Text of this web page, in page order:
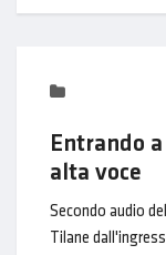
Entrando
alta voce
Secondo audio
Tilane